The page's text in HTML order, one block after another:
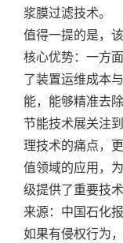
浆膜过滤技术。
值得一提的是，
核心优势：一方
了装置运维成本
能，能够精准去
节能技术展关注
理技术的痛点，
值领域的应用，
级提供了重要技术
来源：中国石化报
如果有侵权行为